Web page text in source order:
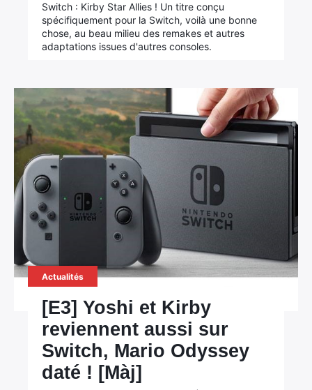
Switch : Kirby Star Allies ! Un titre conçu
spécifiquement pour la Switch, voilà une bonne
chose, au beau milieu des remakes et autres
adaptations issues d'autres consoles.
Actualités
[E3] Yoshi et Kirby
reviennent aussi sur
Switch, Mario Odyssey
daté ! [Màj]